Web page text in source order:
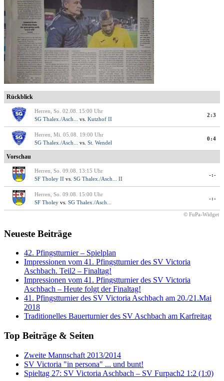
Rückblick
Herren, So. 02.08. 15:00 Uhr
SG Thalex./Asch...
vs. Kutzhof II
2:3
Herren, Mi. 05.08. 19:00 Uhr
SG Thalex./Asch...
vs. St. Wendel
0:4
Vorschau
Herren, So. 09.08. 13:15 Uhr
SF Tholey II vs. SG Thalex./Asch... II
-:-
Herren, So. 09.08. 15:00 Uhr
SF Tholey vs. SG Thalex./Asch...
-:-
© FuPa-Widget
Neueste Beiträge
42. Pfingstturnier – Spielplan
Impressionen vom 41. Pfingstturnier des SV Victoria
Aschbach. Teil2 – Finaltag!
Impressionen vom 41. Pfingstturnier des SV Victoria
Aschbach – Heute folgt der Finaltag!
41. Pfingstturnier des SV Victoria Aschbach am 20./21.Mai
2018
Traditionelles Bauerturnier des SV Aschbach am Karfreitag
Top Beiträge & Seiten
Zweite Mannschaft 2013/2014
SV Victoria "in persona" ... und bunt!
Spieltag 27: SV Victoria Aschbach – SV Furpach2 1:2 (1:0)